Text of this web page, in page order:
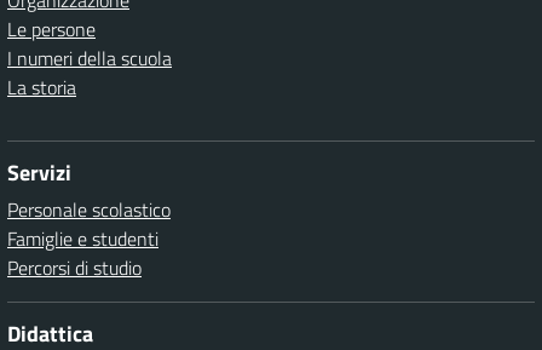
Le persone
I numeri della scuola
La storia
Servizi
Personale scolastico
Famiglie e studenti
Percorsi di studio
Didattica